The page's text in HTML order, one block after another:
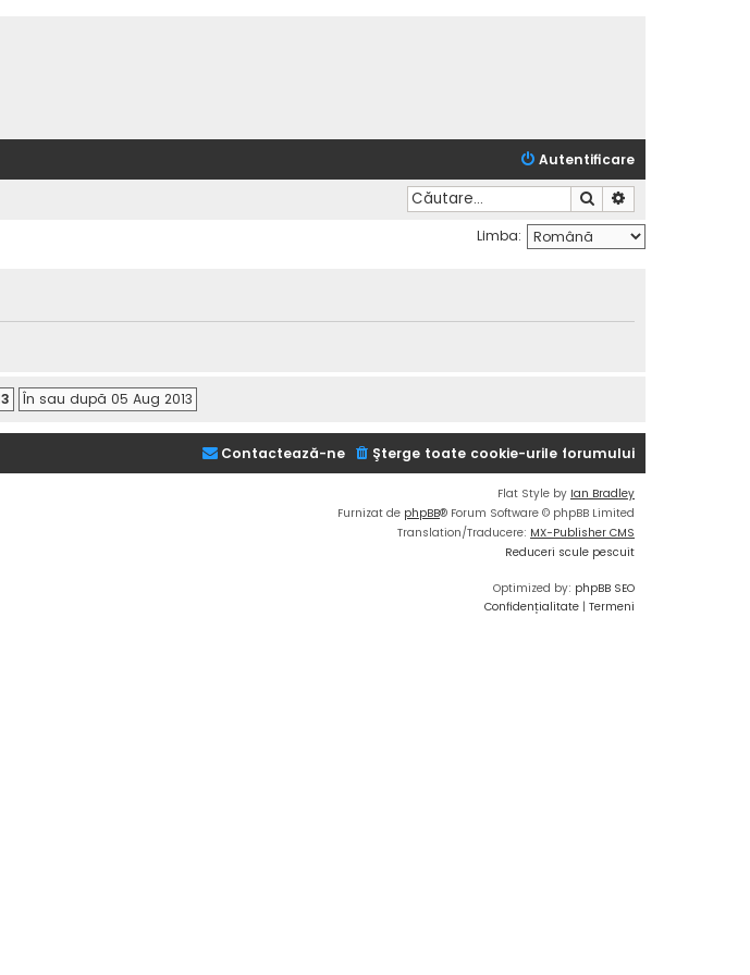
Autentificare
Căutare
Limba:
Şterge toate cookie-urile forumului
Contactează-ne
Flat Style by Ian Bradley
Furnizat de phpBB® Forum Software © phpBB Limited
Translation/Traducere: MX-Publisher CMS
Reduceri scule pescuit
Optimized by: phpBB SEO
Confidențialitate | Termeni